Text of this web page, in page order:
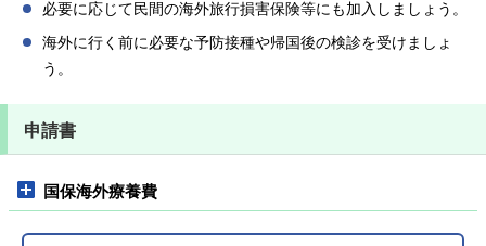
必要に応じて民間の海外旅行損害保険等にも加入しましょう。
海外に行く前に必要な予防接種や帰国後の検診を受けましょ
う。
申請書
国保海外療養費